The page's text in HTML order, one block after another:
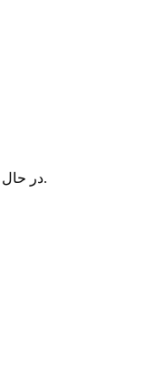
در حال حاضر سبد خرید شما خالی می‌باشد.